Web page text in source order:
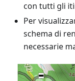
con tutti gli
Per
schema di
necessarie